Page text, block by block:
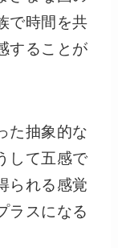
で時間を共
することが
た抽象的な
して五感で
られる感覚
ラスになる